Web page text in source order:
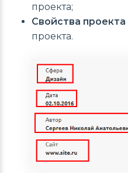
проекта;
Свойства проекта
проекта.